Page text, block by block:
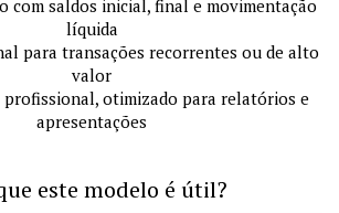
com saldos inicial, final e movimentação
líquida
para transações recorrentes ou de alto
valor
otimizado para relatórios e
apresentações
este modelo é útil?